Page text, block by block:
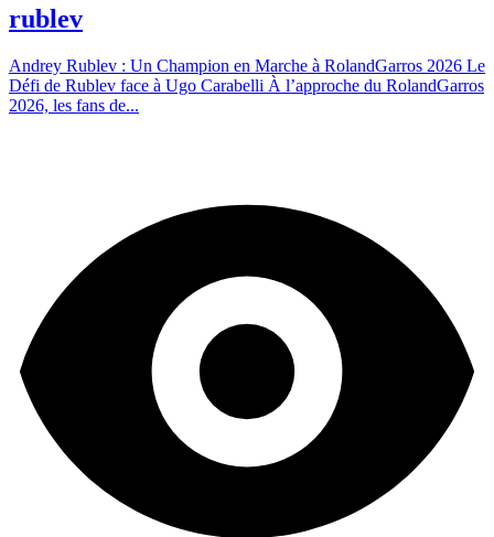
rublev
Andrey Rublev : Un Champion en Marche à RolandGarros 2026 Le
Défi de Rublev face à Ugo Carabelli À l’approche du RolandGarros
2026, les fans de...